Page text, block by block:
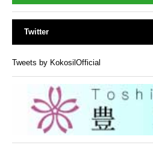
Twitter
Tweets by KokosilOfficial